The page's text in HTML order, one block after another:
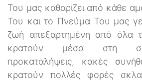
Του μας καθαρίζει από κάθε
Του και το Πνεύμα Του μας
ζωή απεξαρτημένη από όλα
κρατούν μέσα στη
προκαταλήψεις, κακές
κρατούν πολλές φορές